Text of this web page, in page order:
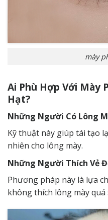
mày
Ai Phù Hợp Với Mày
Hạt?
Những Người Có Lông
Kỹ thuật này giúp tái tạo
nhiên cho lông mày.
Những Người Thích Vẻ
Phương pháp này là lựa
không thích lông mày quá